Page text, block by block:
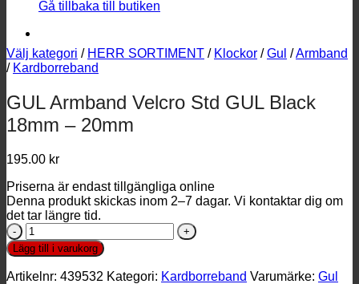
Gå tillbaka till butiken
Välj kategori / HERR SORTIMENT / Klockor / Gul /Armband
/ Kardborreband
GUL Armband Velcro Std GUL Black
18mm – 20mm
195.00 kr
Priserna är endast tillgängliga online
Denna produkt skickas inom 2–7 dagar. Vi kontaktar dig om
det tar längre tid.
GUL
Armband
Velcro
Std
Lägg till i varukorg
Artikelnr: 439532 Kategori: Kardborreband Varumärke: Gul